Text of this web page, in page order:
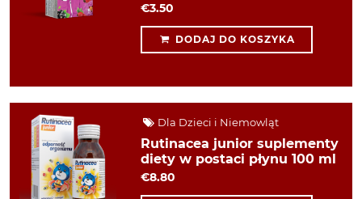
€3.50
DODAJ DO KOSZYKA
Dla Dzieci i Niemowląt
Rutinacea junior suplementy
diety w postaci płynu 100 ml
€8.80